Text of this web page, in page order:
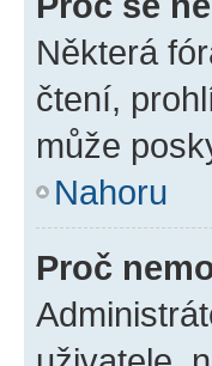
Některá
čtení,
může
Nahoru
Proč